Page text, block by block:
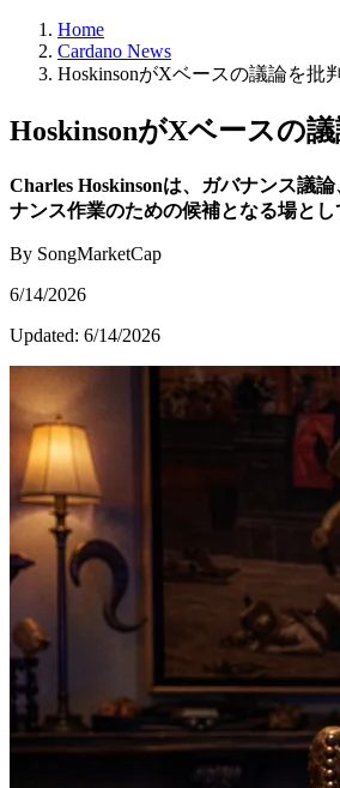
Home
Cardano News
HoskinsonがXベースの議論を批
HoskinsonがXベースの
Charles Hoskinsonは、ガバナンス議
ナンス作業のための候補となる場と
By SongMarketCap
6/14/2026
Updated: 6/14/2026